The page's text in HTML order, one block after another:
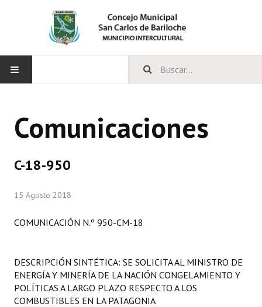
CONCEJO
Comisiones Permanentes
Comisiones Especiales
Programas
LEGISLACIÓN
Comunicaciones
C-18-950
15 Agosto 2018
COMUNICACIÓN N.º 950-CM-18
DESCRIPCIÓN SINTÉTICA: SE SOLICITA AL MINISTRO DE
ENERGÍA Y MINERÍA DE LA NACIÓN CONGELAMIENTO Y
POLÍTICAS A LARGO PLAZO RESPECTO A LOS
COMBUSTIBLES EN LA PATAGONIA